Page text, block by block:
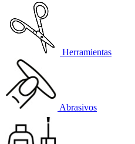
Herramientas
Abrasivos